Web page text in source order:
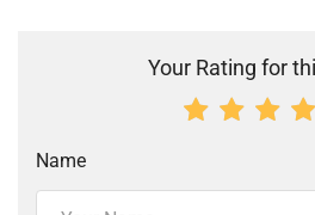
Your Rating for
Name